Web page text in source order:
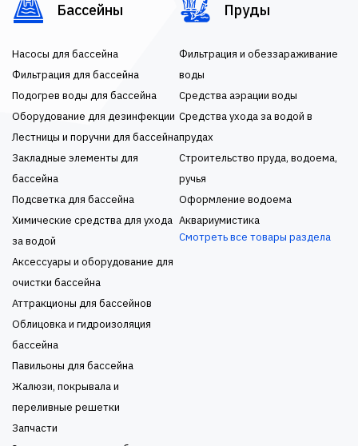
Бассейны
Насосы для бассейна
Фильтрация для бассейна
Подогрев воды для бассейна
Оборудование для дезинфекции
Лестницы и поручни для бассейна
Закладные элементы для
бассейна
Подсветка для бассейна
Химические средства для ухода
за водой
Аксессуары и оборудование для
очистки бассейна
Аттракционы для бассейнов
Облицовка и гидроизоляция
бассейна
Павильоны для бассейна
Жалюзи, покрывала и
переливные решетки
Запчасти
Пруды
Фильтрация и обеззараживание
воды
Средства аэрации воды
Средства ухода за водой в
прудах
Строительство пруда, водоема,
ручья
Оформление водоема
Аквариумистика
Смотреть все товары раздела